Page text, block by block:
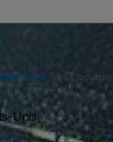
. Vous
Unis